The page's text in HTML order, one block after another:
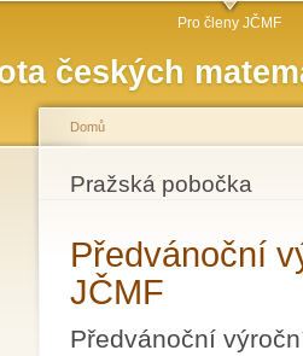
českých
Pro členy JČMF
Jste zde
Domů
Pražská pobočka
Předvánoční
JČMF
Předvánoční